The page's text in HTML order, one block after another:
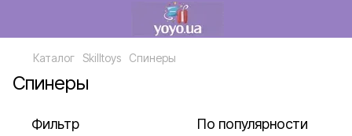
Каталог Skilltoys Спинеры
Спинеры
Фильтр По популярности